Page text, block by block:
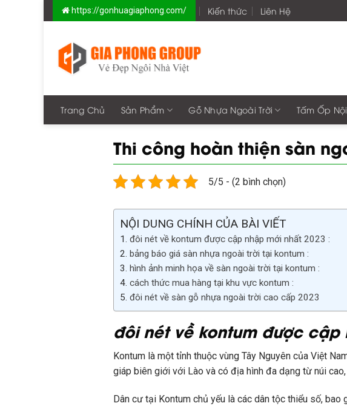
to
https://gonhuagiaphong.com/ Kiến thức Liên Hệ
Trang Chủ Sản Phẩm Gỗ Nhựa Ngoài Trời Tấm Ốp
Thi công hoàn thiện sàn
5/5 - (2 bình chọn)
NỘI DUNG CHÍNH CỦA BÀI VIẾT
đôi nét về kontum được cập nhập mới nhất 2023 :
bảng báo giá sàn nhựa ngoài trời tại kontum :
hình ảnh minh họa về sàn ngoài trời tại kontum :
cách thức mua hàng tại khu vực kontum :
đôi nét về sàn gỗ nhựa ngoài trời cao cấp 2023
đôi nét về kontum được cập
Kontum là một tỉnh thuộc vùng Tây Nguyên của Việt
giáp biên giới với Lào và có địa hình đa dạng từ núi
Dân cư tại Kontum chủ yếu là các dân tộc thiểu số,